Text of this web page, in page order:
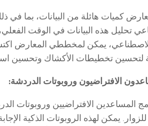
كميات هائلة من البيانات، بما في
تحليل هذه البيانات في الوقت
الاصطناعي، يمكن لمخططي المعارض
لتحسين تخطيطات الأكشاك وتحسين
المساعدين الافتراضيين وروبوتات
للزوار. يمكن لهذه الروبوتات الذكية